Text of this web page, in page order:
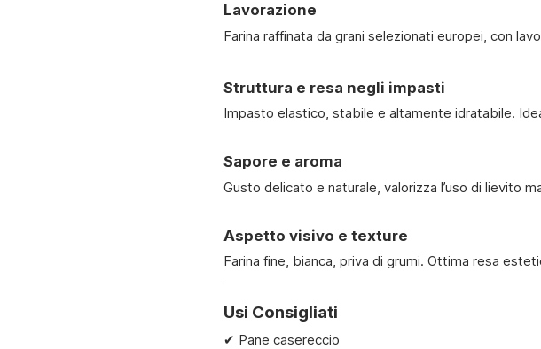
Lavorazione
Farina raffinata da grani selezionati europei, con
Struttura e resa negli impasti
Impasto elastico, stabile e altamente idratabile.
Sapore e aroma
Gusto delicato e naturale, valorizza l’uso di lievito
Aspetto visivo e texture
Farina fine, bianca, priva di grumi. Ottima resa
Usi Consigliati
✔ Pane casereccio